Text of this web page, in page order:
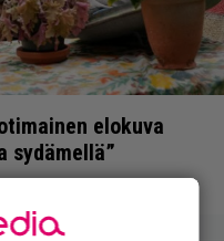
elokuva
sydämellä”